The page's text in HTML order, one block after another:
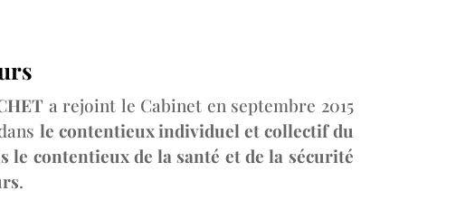
a rejoint le Cabinet en septembre 2015
le contentieux individuel et collectif du
le contentieux de la santé et de la sécurité
.